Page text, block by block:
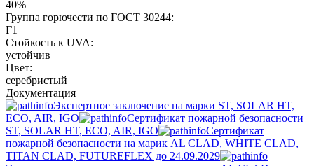
40%
Группа горючести по ГОСТ 30244:
Г1
Стойкость к UVA:
устойчив
Цвет:
серебристый
Документация
Экспертное заключение на марки ST, SOLAR HT,
ECO, AIR, IGO
Сертификат пожарной безопасности
ST, SOLAR HT, ECO, AIR, IGO
Cертификат
пожарной безопасности на марик AL CLAD, WHITE CLAD,
TITAN CLAD, FUTUREFLEX до 24.09.2029